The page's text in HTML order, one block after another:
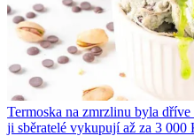
Termoska na zmrzlinu byla
ji sběratelé vykupují až za 3 000